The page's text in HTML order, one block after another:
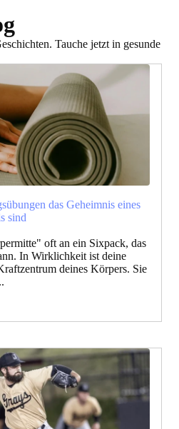
Tauche jetzt in gesunde
das Geheimnis eines
sind
oft an ein Sixpack, das
In Wirklichkeit ist deine
deines Körpers. Sie